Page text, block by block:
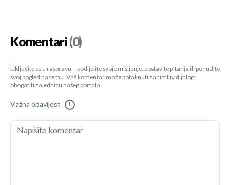
Komentari(0)
Uključite se u raspravu – podijelite svoje mišljenje, postavite pitanja ili ponudite
svoj pogled na temu. Vaš komentar može potaknuti zanimljiv dijalog i
obogatiti zajednicu našeg portala.
Važna obavijest !